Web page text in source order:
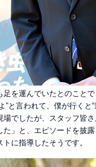
足を運んでいたとのこと
”と言われて、僕が行くと
場でしたが、スタッフ皆
」と、エピソードを披
に指導したそうです。